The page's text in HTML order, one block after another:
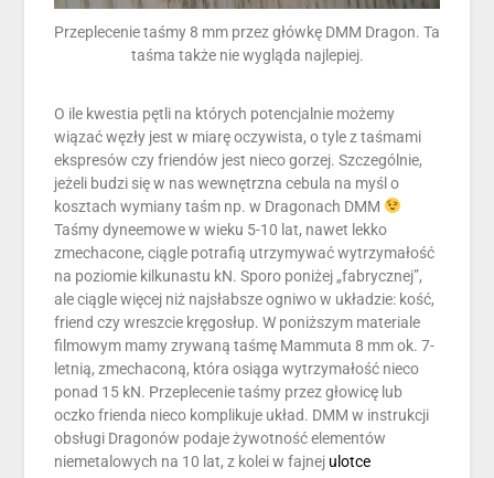
Przeplecenie taśmy 8 mm przez główkę DMM Dragon. Ta
taśma także nie wygląda najlepiej.
O ile kwestia pętli na których potencjalnie możemy
wiązać węzły jest w miarę oczywista, o tyle z taśmami
ekspresów czy friendów jest nieco gorzej. Szczególnie,
jeżeli budzi się w nas wewnętrzna cebula na myśl o
kosztach wymiany taśm np. w Dragonach DMM
Taśmy dyneemowe w wieku 5-10 lat, nawet lekko
zmechacone, ciągle potrafią utrzymywać wytrzymałość
na poziomie kilkunastu kN. Sporo poniżej „fabrycznej”,
ale ciągle więcej niż najsłabsze ogniwo w układzie: kość,
friend czy wreszcie kręgosłup. W poniższym materiale
filmowym mamy zrywaną taśmę Mammuta 8 mm ok. 7-
letnią, zmechaconą, która osiąga wytrzymałość nieco
ponad 15 kN. Przeplecenie taśmy przez głowicę lub
oczko frienda nieco komplikuje układ. DMM w instrukcji
obsługi Dragonów podaje żywotność elementów
niemetalowych na 10 lat, z kolei w fajnej ulotce